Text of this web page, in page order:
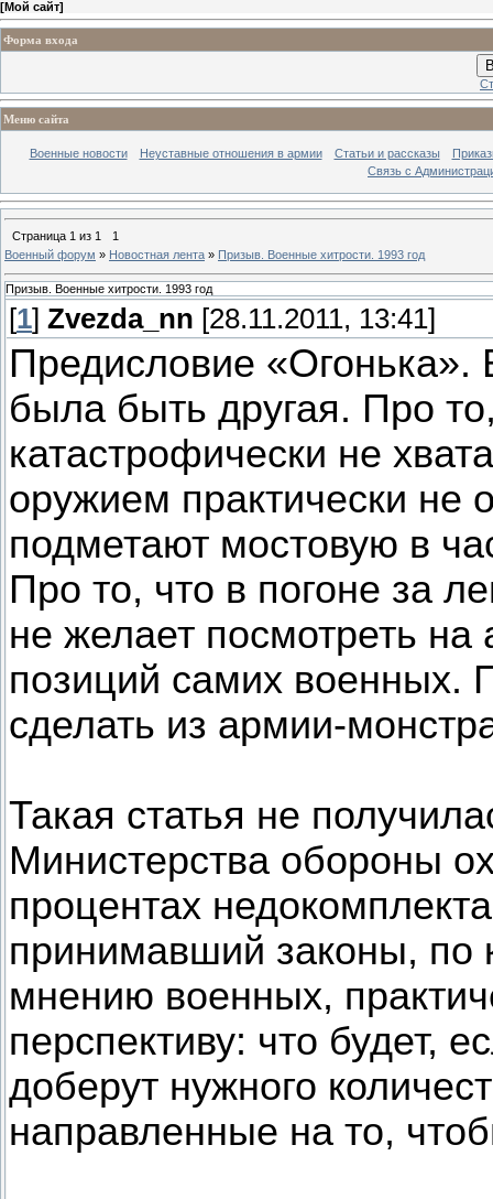
[Мой сайт]
Форма входа
Меню сайта
Военные новости Неуставные отношения в армии Статьи и рассказы
Связь с
Страница 1 из 1
1
Военный форум » Новостная лента » Призыв. Военные хитрости. 1993 год
Призыв. Военные хитрости. 1993 год
[1] Zvezda_nn [28.11.2011, 13:41]
Предисловие «Огонька».
была быть другая. Про
катастрофически не
оружием практически
подметают мостовую в
Про то, что в погоне за
не желает посмотреть
позиций самих военных.
сделать из армии-
Такая статья не
Министерства обороны
процентах
принимавший законы, по
мнению военных,
перспективу: что будет,
доберут нужного
направленные на то,